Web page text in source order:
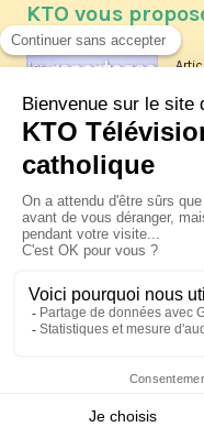
KTO vous
Le
© KTO 2026 —